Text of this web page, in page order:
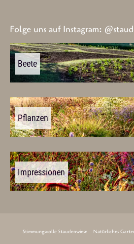
Folge uns auf Instagram:
Beete
Pflanzen
Impressionen
Stimmungsvolle Staudenwiese Natürliches